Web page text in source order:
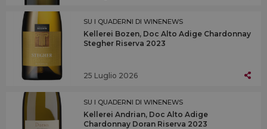
SU I QUADERNI DI WINENEWS
Kellerei Bozen, Doc Alto Adige Chardonnay
Stegher Riserva 2023
25 Luglio 2026
SU I QUADERNI DI WINENEWS
Kellerei Andrian, Doc Alto Adige
Chardonnay Doran Riserva 2023